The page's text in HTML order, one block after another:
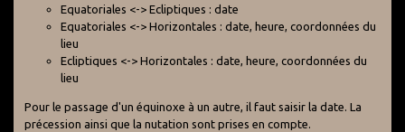
Equatoriales <-> Ecliptiques : date
Equatoriales <-> Horizontales : date, heure, coordonnées du
lieu
Ecliptiques <-> Horizontales : date, heure, coordonnées du
lieu
Pour le passage d'un équinoxe à un autre, il faut saisir la date. La
précession ainsi que la nutation sont prises en compte.